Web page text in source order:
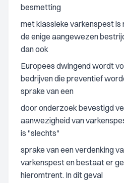
besmetting
met klassieke varkenspest is
de enige aangewezen
dan ook
Europees dwingend wordt
bedrijven die preventief
sprake van een
door onderzoek bevestigd
aanwezigheid van
is "slechts"
sprake van een verdenking
varkenspest en bestaat er
hieromtrent. In dit geval